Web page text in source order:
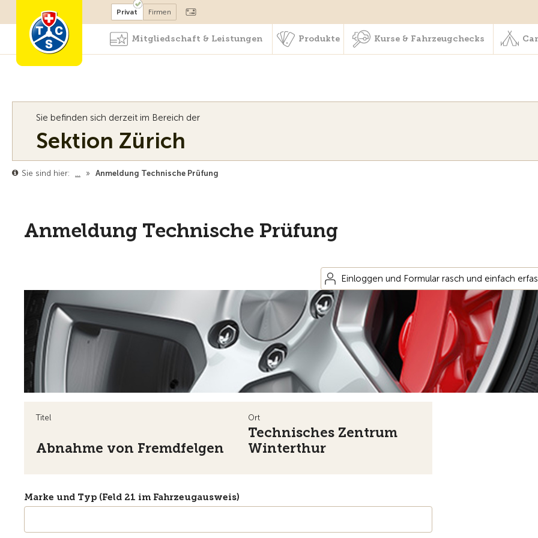
Mitglied werden
Privat Firmen
Mitgliedschaft & Leistungen Produkte Kurse & Fahrzeugchecks
Sie befinden sich derzeit im Bereich der
Sektion Zürich
Sie sind hier: … » Anmeldung Technische Prüfung
Anmeldung Technische Prüfung
Einloggen und Formular rasch und einfach
Titel Ort
Abnahme von Fremdfelgen
Technisches Zentrum
Winterthur
Marke und Typ (Feld 21 im Fahrzeugausweis)